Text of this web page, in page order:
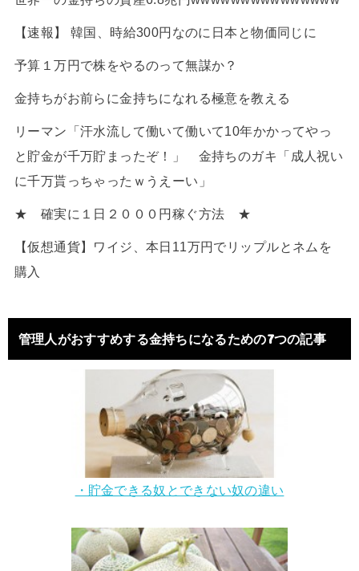
【速報】 韓国、時給300円なのに日本と物価同じに
予算１万円で株をやるのって無謀か？
金持ちがお前らに金持ちになれる極意を教える
リーマン「汗水流して働いて働いて10年かかってやっ
と貯金が千万貯まったぞ！」 金持ちのガキ「成人祝い
に千万貰っちゃったｗうえーい」
★ 確実に１日２０００円稼ぐ方法 ★
【仮想通貨】ワイジ、本日11万円でリップルとネムを
購入
管理人がおすすめする金持ちになるための7つの記事
・貯金できる奴とできない奴の違い